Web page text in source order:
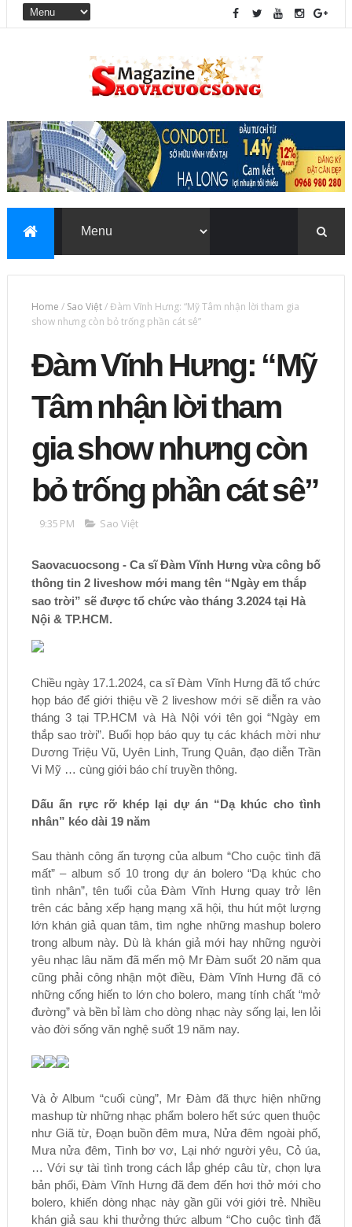
Home / Sao Việt/Đàm Vĩnh Hưng: “Mỹ Tâm nhận lời tham gia
show nhưng còn bỏ trống phần cát sê”
Đàm Vĩnh Hưng: “Mỹ
Tâm nhận lời tham
gia show nhưng còn
bỏ trống phần cát sê”
9:35 PM Sao Việt
Saovacuocsong - Ca sĩ Đàm Vĩnh Hưng vừa công bố
thông tin 2 liveshow mới mang tên “Ngày em thắp
sao trời” sẽ được tổ chức vào tháng 3.2024 tại Hà
Nội & TP.HCM.
Chiều ngày 17.1.2024, ca sĩ Đàm Vĩnh Hưng đã tổ chức
họp báo để giới thiệu về 2 liveshow mới sẽ diễn ra vào
tháng 3 tại TP.HCM và Hà Nội với tên gọi “Ngày em
thắp sao trời”. Buổi họp báo quy tụ các khách mời như
Dương Triệu Vũ, Uyên Linh, Trung Quân, đạo diễn Trần
Vi Mỹ … cùng giới báo chí truyền thông.
Dấu ấn rực rỡ khép lại dự án “Dạ khúc cho tình
nhân” kéo dài 19 năm
Sau thành công ấn tượng của album “Cho cuộc tình đã
mất” – album số 10 trong dự án bolero “Dạ khúc cho
tình nhân”, tên tuổi của Đàm Vĩnh Hưng quay trở lên
trên các bảng xếp hạng mạng xã hội, thu hút một lượng
lớn khán giả quan tâm, tìm nghe những mashup bolero
trong album này. Dù là khán giả mới hay những người
yêu nhạc lâu năm đã mến mộ Mr Đàm suốt 20 năm qua
cũng phải công nhận một điều, Đàm Vĩnh Hưng đã có
những cống hiến to lớn cho bolero, mang tính chất “mở
đường” và bền bỉ làm cho dòng nhạc này sống lại, len lỏi
vào đời sống văn nghệ suốt 19 năm nay.
Và ở Album “cuối cùng”, Mr Đàm đã thực hiện những
mashup từ những nhạc phẩm bolero hết sức quen thuộc
như Giã từ, Đoạn buồn đêm mưa, Nửa đêm ngoài phố,
Mưa nửa đêm, Tình bơ vơ, Lại nhớ người yêu, Cỏ úa,
… Với sự tài tình trong cách lắp ghép câu từ, chọn lựa
bản phối, Đàm Vĩnh Hưng đã đem đến hơi thở mới cho
bolero, khiến dòng nhạc này gần gũi với giới trẻ. Nhiều
khán giả sau khi thưởng thức album “Cho cuộc tình đã